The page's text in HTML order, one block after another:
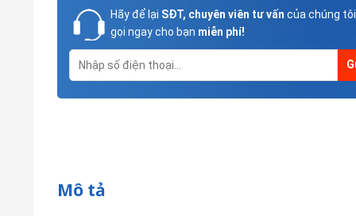
Hãy để lại SĐT, chuyên viên tư vấn của chúng
gọi ngay cho bạn miễn phí!
Mô tả